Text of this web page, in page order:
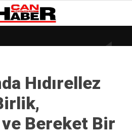
20.2°
Hıdırellez
Bereket Bir